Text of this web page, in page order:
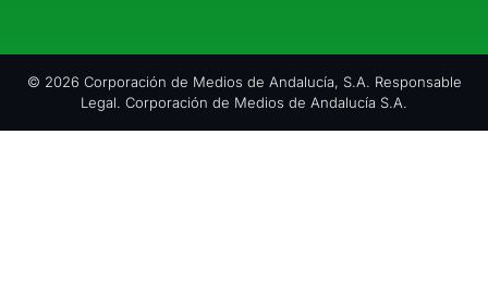
© 2026 Corporación de Medios de Andalucía, S.A. Responsable
Legal. Corporación de Medios de Andalucía S.A.